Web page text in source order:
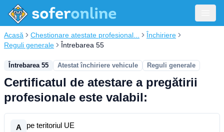
Acasă Chestionare atestate profesional...
Închiriere
Reguli generale
Întrebarea 55
Întrebarea 55 Atestat închiriere vehicule Reguli generale
Certificatul de atestare a pregătirii
profesionale este valabil:
A pe teritoriul UE